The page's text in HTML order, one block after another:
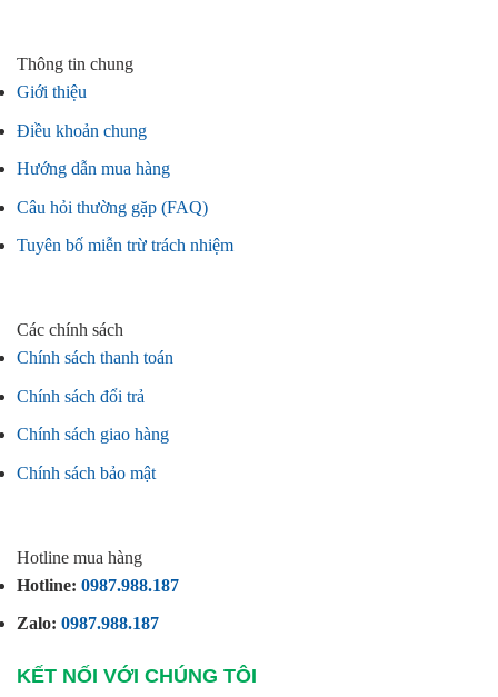
Thông tin chung
Giới thiệu
Điều khoản chung
Hướng dẫn mua hàng
Câu hỏi thường gặp (FAQ)
Tuyên bố miễn trừ trách nhiệm
Các chính sách
Chính sách thanh toán
Chính sách đổi trả
Chính sách giao hàng
Chính sách bảo mật
Hotline mua hàng
Hotline: 0987.988.187
Zalo: 0987.988.187
KẾT NỐI VỚI CHÚNG TÔI